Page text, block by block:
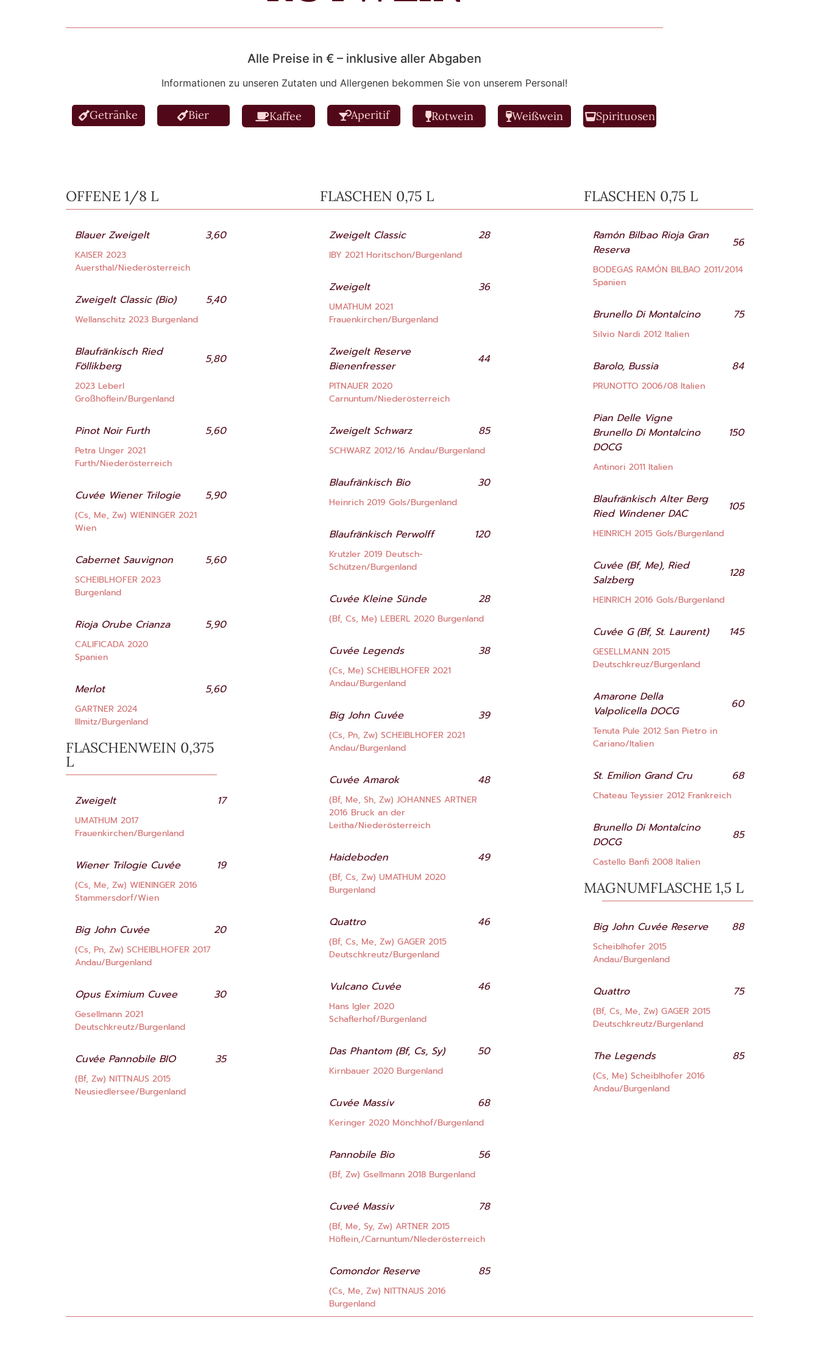
Alle Preise in € – inklusive aller Abgaben
Informationen zu unseren Zutaten und Allergenen bekommen Sie von unserem Personal!
Getränke Bier Kaffee Aperitif Rotwein Weißwein Spirituosen
OFFENE 1/8 L
Blauer Zweigelt 3,60
KAISER 2023
Auersthal/Niederösterreich
Zweigelt Classic (Bio) 5,40
Wellanschitz 2023 Burgenland
Blaufränkisch Ried
Föllikberg
5,80
2023 Leberl
Großhöflein/Burgenland
Pinot Noir Furth 5,60
Petra Unger 2021
Furth/Niederösterreich
Cuvée Wiener Trilogie 5,90
(Cs, Me, Zw) WIENINGER 2021
Wien
Cabernet Sauvignon 5,60
SCHEIBLHOFER 2023
Burgenland
Rioja Orube Crianza 5,90
CALIFICADA 2020
Spanien
Merlot 5,60
GARTNER 2024
Illmitz/Burgenland
FLASCHENWEIN 0,375
L
Zweigelt 17
UMATHUM 2017
Frauenkirchen/Burgenland
Wiener Trilogie Cuvée 19
(Cs, Me, Zw) WIENINGER 2016
Stammersdorf/Wien
Big John Cuvée 20
(Cs, Pn, Zw) SCHEIBLHOFER 2017
Andau/Burgenland
Opus Eximium Cuvee 30
Gesellmann 2021
Deutschkreutz/Burgenland
Cuvée Pannobile BIO 35
(Bf, Zw) NITTNAUS 2015
Neusiedlersee/Burgenland
FLASCHEN 0,75 L
Zweigelt Classic 28
IBY 2021 Horitschon/Burgenland
Zweigelt 36
UMATHUM 2021
Frauenkirchen/Burgenland
Zweigelt Reserve
Bienenfresser
44
PITNAUER 2020
Carnuntum/Niederösterreich
Zweigelt Schwarz 85
SCHWARZ 2012/16 Andau/Burgenland
Blaufränkisch Bio 30
Heinrich 2019 Gols/Burgenland
Blaufränkisch Perwolff 120
Krutzler 2019 Deutsch-
Schützen/Burgenland
Cuvée Kleine Sünde 28
(Bf, Cs, Me) LEBERL 2020 Burgenland
Cuvée Legends 38
(Cs, Me) SCHEIBLHOFER 2021
Andau/Burgenland
Big John Cuvée 39
(Cs, Pn, Zw) SCHEIBLHOFER 2021
Andau/Burgenland
Cuvée Amarok 48
(Bf, Me, Sh, Zw) JOHANNES ARTNER
2016 Bruck an der
Leitha/Niederösterreich
Haideboden 49
(Bf, Cs, Zw) UMATHUM 2020
Burgenland
Quattro 46
(Bf, Cs, Me, Zw) GAGER 2015
Deutschkreutz/Burgenland
Vulcano Cuvée 46
Hans Igler 2020
Schaflerhof/Burgenland
Das Phantom (Bf, Cs, Sy) 50
Kirnbauer 2020 Burgenland
Cuvée Massiv 68
Keringer 2020 Mönchhof/Burgenland
Pannobile Bio 56
(Bf, Zw) Gsellmann 2018 Burgenland
Cuveé Massiv 78
(Bf, Me, Sy, Zw) ARTNER 2015
Höflein,/Carnuntum/NIederösterreich
Comondor Reserve 85
(Cs, Me, Zw) NITTNAUS 2016
Burgenland
FLASCHEN 0,75 L
Ramón Bilbao Rioja Gran
Reserva
56
BODEGAS RAMÓN BILBAO 2011/2014
Spanien
Brunello Di Montalcino 75
Silvio Nardi 2012 Italien
Barolo, Bussia 84
PRUNOTTO 2006/08 Italien
Pian Delle Vigne
Brunello Di Montalcino
DOCG
150
Antinori 2011 Italien
Blaufränkisch Alter Berg
Ried Windener DAC
105
HEINRICH 2015 Gols/Burgenland
Cuvée (Bf, Me), Ried
Salzberg
128
HEINRICH 2016 Gols/Burgenland
Cuvée G (Bf, St. Laurent) 145
GESELLMANN 2015
Deutschkreuz/Burgenland
Amarone Della
Valpolicella DOCG
60
Tenuta Pule 2012 San Pietro in
Cariano/Italien
St. Emilion Grand Cru 68
Chateau Teyssier 2012 Frankreich
Brunello Di Montalcino
DOCG
85
Castello Banfi 2008 Italien
MAGNUMFLASCHE 1,5 L
Big John Cuvée Reserve 88
Scheiblhofer 2015
Andau/Burgenland
Quattro 75
(Bf, Cs, Me, Zw) GAGER 2015
Deutschkreutz/Burgenland
The Legends 85
(Cs, Me) Scheiblhofer 2016
Andau/Burgenland